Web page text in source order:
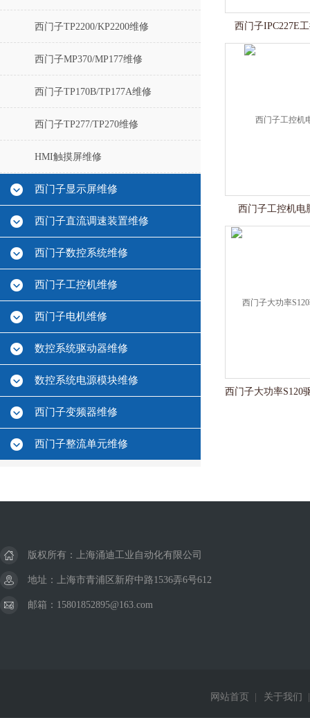
西门子TP2200/KP2200维修
西门子MP370/MP177维修
西门子TP170B/TP177A维修
西门子TP277/TP270维修
HMI触摸屏维修
西门子显示屏维修
西门子直流调速装置维修
西门子数控系统维修
西门子工控机维修
西门子电机维修
数控系统驱动器维修
数控系统电源模块维修
西门子变频器维修
西门子整流单元维修
西门子IPC227E
西门子工控机电
版权所有：上海涌迪工业自动化有限公司
地址：上海市青浦区新府中路1536弄6号612
邮箱：15801852895@163.com
网站首页 关于我们